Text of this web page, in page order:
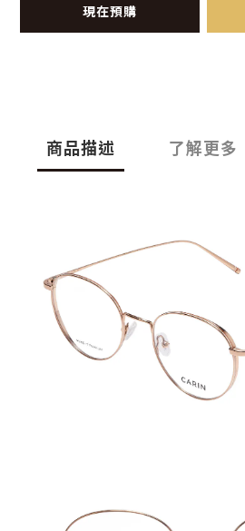
現在預購
商品描述 了解更多